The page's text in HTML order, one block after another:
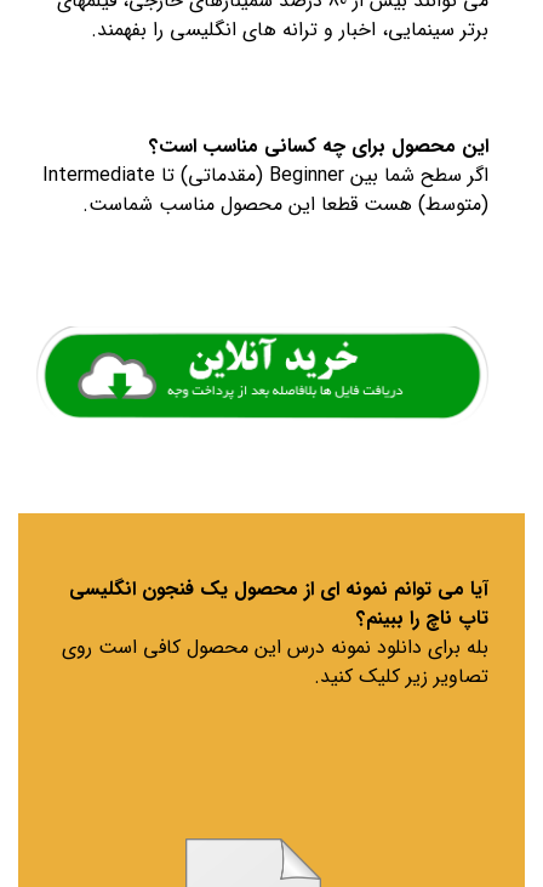
برتر سینمایی، اخبار و ترانه های انگلیسی را بفهمند.
این محصول برای چه کسانی مناسب است؟
اگر سطح شما بین Beginner (مقدماتی) تا Intermediate
(متوسط) هست قطعا این محصول مناسب شماست.
آیا می توانم نمونه ای از محصول یک فنجون انگلیسی
تاپ ناچ را ببینم؟
بله برای دانلود نمونه درس این محصول کافی است روی
تصاویر زیر کلیک کنید.